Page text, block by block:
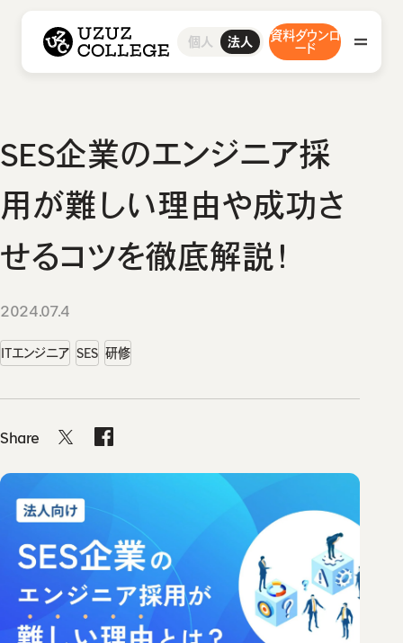
ウズウズカレッジ UZUZ COLLEGE
個人 法人
資料ダウンロ
ード
研修サービス
グループ研修サービス
開発エンジニア研修
1on1研修サービス
採用支援サービス 人材紹介サービス
事例・ブログ
導入事例インタビュー
ウズカレについて
会社概要
私たちの想い・強み
お問い合わせ
お問い合わせ
グループ研修サービス
インフラエンジニア研修
組込みエンジニア研修
1on1研修サービス
助成金診断フォーム
教材コンテンツ
採用支援サービス
人材紹介サービス
事例・ブログ
導入事例インタビュー
ウズカレマガジン
ウズカレについて
よくあるご質問
SES企業のエンジニア採
用が難しい理由や成功さ
せるコツを徹底解説！
2024.07.4
ITエンジニア SES 研修
Share